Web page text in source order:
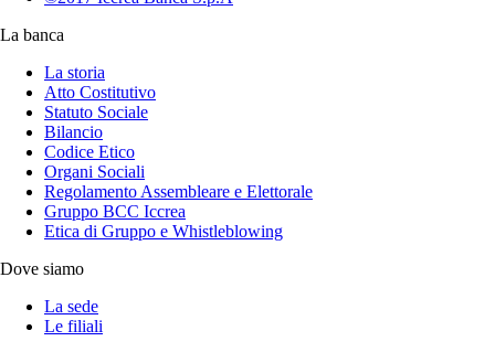
La banca
La storia
Atto Costitutivo
Statuto Sociale
Bilancio
Codice Etico
Organi Sociali
Regolamento Assembleare e Elettorale
Gruppo BCC Iccrea
Etica di Gruppo e Whistleblowing
Dove siamo
La sede
Le filiali